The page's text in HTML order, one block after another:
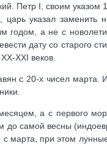
Петр I, своим указом
указал заменить
годом, а не с
дату со старого
XXI веков.
с 20-х чисел
а с первого
до самой весны
марта, при этом